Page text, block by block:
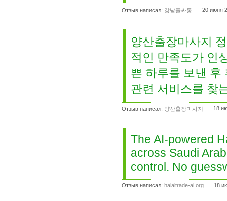
Отзыв написал: 강남풀싸롱 20 июня
양산출장마사지
적인 만족도가 인
쁜 하루를 보낸 후
관련 서비스를 찾
Отзыв написал: 양산출장마사지 18
The AI-powered
across Saudi
control. No
Отзыв написал: halaltrade-ai.org 18